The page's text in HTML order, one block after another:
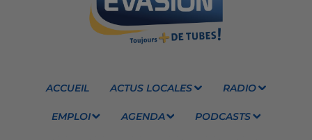
ACCUEIL ACTUS LOCALES RADIO
EMPLOI AGENDA PODCASTS